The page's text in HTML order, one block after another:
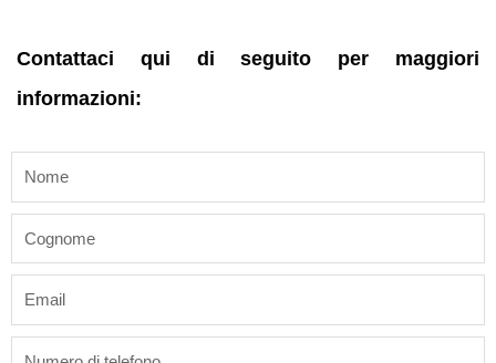
Contattaci qui di seguito per maggiori
informazioni: